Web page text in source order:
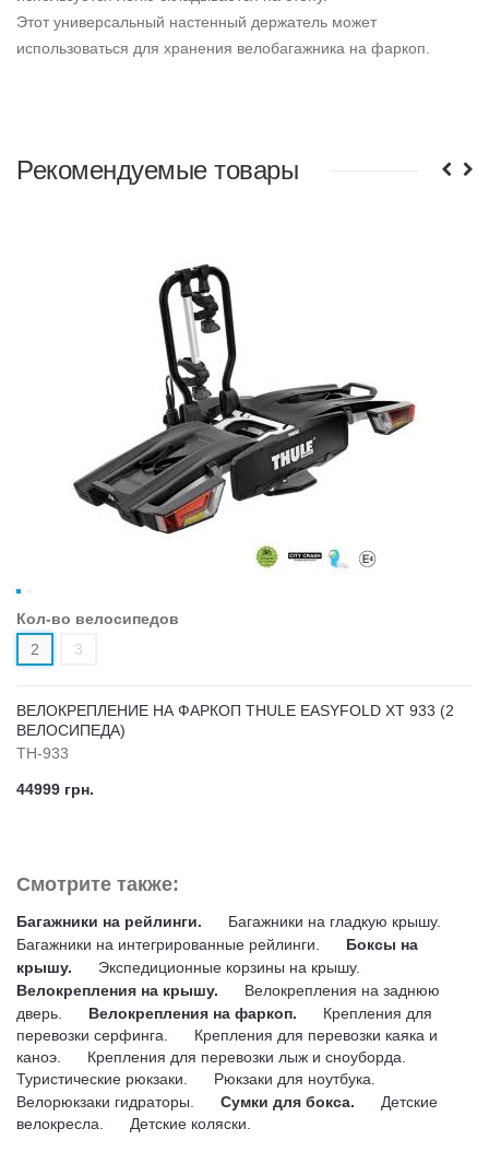
Этот универсальный настенный держатель может
использоваться для хранения велобагажника на фаркоп.
Рекомендуемые товары
Кол-во велосипедов
2
3
ВЕЛОКРЕПЛЕНИЕ НА ФАРКОП THULE EASYFOLD XT 933 (2
ВЕЛОСИПЕДА)
TH-933
44999 грн.
Смотрите также:
Багажники на рейлинги.
Багажники на гладкую крышу.
Багажники на интегрированные рейлинги.
Боксы на
крышу.
Экспедиционные корзины на крышу.
Велокрепления на крышу.
Велокрепления на заднюю
дверь.
Велокрепления на фаркоп.
Крепления для
перевозки серфинга.
Крепления для перевозки каяка и
каноэ.
Крепления для перевозки лыж и сноуборда.
Туристические рюкзаки.
Рюкзаки для ноутбука.
Велорюкзаки гидраторы.
Сумки для бокса.
Детские
велокресла.
Детские коляски.